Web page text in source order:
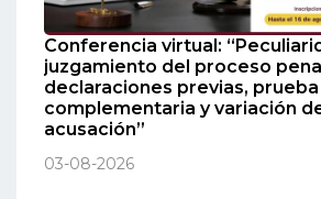
Conferencia virtual:
juzgamiento del proceso
declaraciones previas, prueba
complementaria y variación
acusación”
03-08-2026